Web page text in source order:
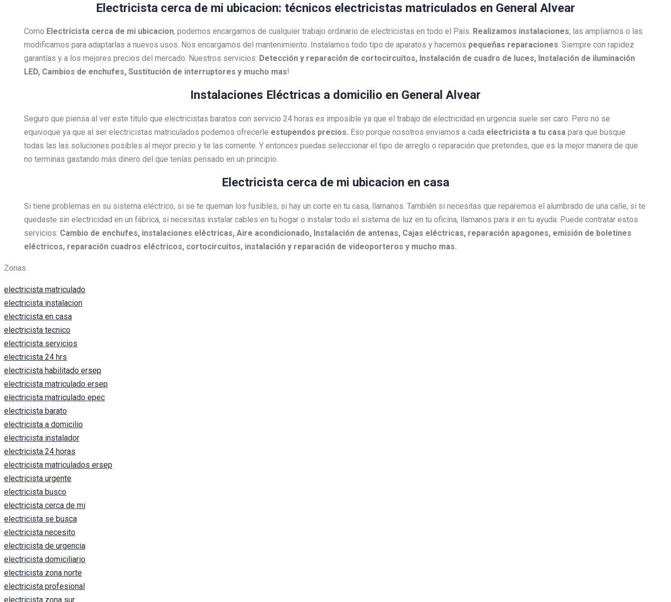
Electricista cerca de mi ubicacion: técnicos electricistas matriculados en General Alvear
Como Electricista cerca de mi ubicacion, podemos encargarnos de cualquier trabajo ordinario de electricistas en todo el Pais. Realizamos instalaciones, las ampliamos o las
modificamos para adaptarlas a nuevos usos. Nos encargamos del mantenimiento. Instalamos todo tipo de aparatos y hacemos pequeñas reparaciones. Siempre con rapidez
garantías y a los mejores precios del mercado. Nuestros servicios: Detección y reparación de cortocircuitos, Instalación de cuadro de luces, Instalación de iluminación
LED, Cambios de enchufes, Sustitución de interruptores y mucho mas!
Instalaciones Eléctricas a domicilio en General Alvear
Seguro que piensa al ver este titulo que electricistas baratos con servicio 24 horas es imposible ya que el trabajo de electricidad en urgencia suele ser caro. Pero no se
equivoque ya que al ser electricistas matriculados podemos ofrecerle estupendos precios. Eso porque nosotros enviamos a cada electricista a tu casa para que busque
todas las las soluciones posibles al mejor precio y te las comente. Y entonces puedas seleccionar el tipo de arreglo o reparación que pretendes, que es la mejor manera de que
no terminas gastando más dinero del que tenías pensado en un principio.
Electricista cerca de mi ubicacion en casa
Si tiene problemas en su sistema eléctrico, si se te queman los fusibles, si hay un corte en tu casa, llamanos. También si necesitas que reparemos el alumbrado de una calle, si te
quedaste sin electricidad en un fábrica, si necesitas instalar cables en tu hogar o instalar todo el sistema de luz en tu oficina, llamanos para ir en tu ayuda. Puede contratar estos
servicios: Cambio de enchufes, instalaciones eléctricas, Aire acondicionado, Instalación de antenas, Cajas eléctricas, reparación apagones, emisión de boletines
eléctricos, reparación cuadros eléctricos, cortocircuitos, instalación y reparación de videoporteros y mucho mas.
Zonas
electricista matriculado
electricista instalacion
electricista en casa
electricista tecnico
electricista servicios
electricista 24 hrs
electricista habilitado ersep
electricista matriculado ersep
electricista matriculado epec
electricista barato
electricista a domicilio
electricista instalador
electricista 24 horas
electricista matriculados ersep
electricista urgente
electricista busco
electricista cerca de mi
electricista se busca
electricista necesito
electricista de urgencia
electricista domiciliario
electricista zona norte
electricista profesional
electricista zona sur